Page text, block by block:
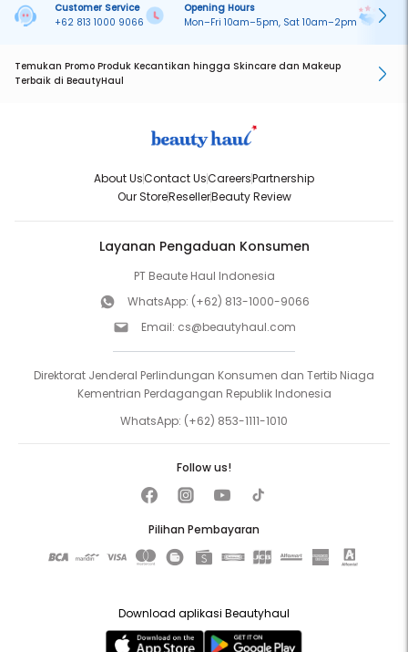
Customer Service
+62 813 1000 9066
Opening Hours
Mon–Fri 10am–5pm, Sat 10am–2pm
Temukan Promo Produk Kecantikan hingga Skincare dan Makeup
Terbaik di BeautyHaul
About UsContact UsCareersPartnership
Our StoreResellerBeauty Review
Layanan Pengaduan Konsumen
PT Beaute Haul Indonesia
WhatsApp: (+62) 813-1000-9066
Email: cs@beautyhaul.com
Direktorat Jenderal Perlindungan Konsumen dan Tertib Niaga
Kementrian Perdagangan Republik Indonesia
WhatsApp: (+62) 853-1111-1010
Pilihan Pembayaran
Follow us!
Download aplikasi Beautyhaul